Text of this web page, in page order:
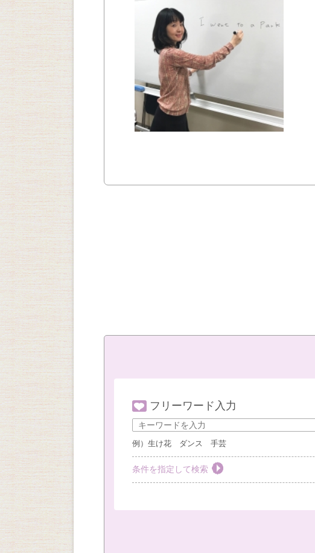
フリーワード入力
例）生け花 ダンス 手芸
条件を指定して検索